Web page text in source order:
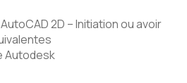
2D – Initiation ou avoir
Autodesk